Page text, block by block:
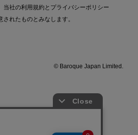
当社の利用規約 と プライバシーポリシー
されたものとみなします。
© Baroque Japan Limited.